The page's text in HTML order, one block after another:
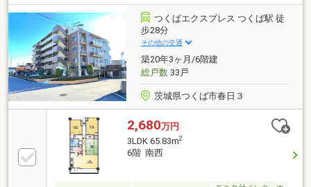
つくばエクスプレス つくば駅 徒
歩28分
その他の交通
築20年3ヶ月/6階建
総戸数33戸
茨城県つくば市春日３
2,680万円
3LDK 65.83m2
6階 南西